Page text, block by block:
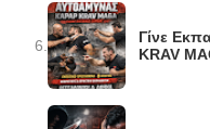
6.
Γίνε
KRAV